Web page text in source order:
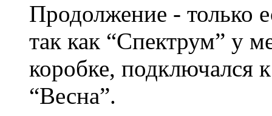
Продолжение - только
так как “Спектрум” у
коробке, подключался
“Весна”.